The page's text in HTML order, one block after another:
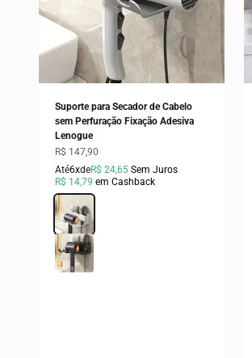
Suporte para Secador de Cabelo
sem Perfuração Fixação Adesiva
Lenogue
Preço promocional
R$ 147,90
Até6xdeR$ 24,65 Sem Juros
R$ 14,79 em Cashback
Cor
Branco
Preto